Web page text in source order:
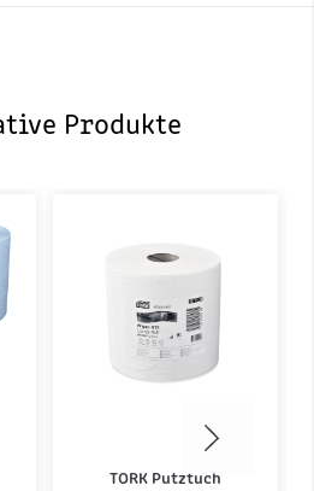
Produkte
TORK Putztuch